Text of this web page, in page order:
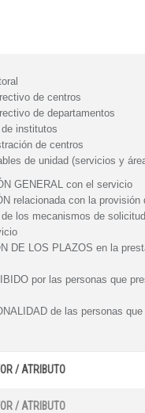
de centros
de departamentos
institutos
de centros
de unidad (servicios y
GENERAL con el servicio
relacionada con la
los mecanismos de
DE LOS PLAZOS en la
por las personas que
de las personas que
/ ATRIBUTO
/ ATRIBUTO